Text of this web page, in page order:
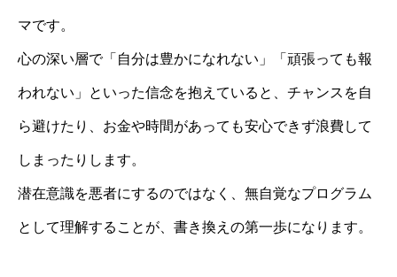
マです。
心の深い層で「自分は豊かになれない」「頑張っても報
われない」といった信念を抱えていると、チャンスを自
ら避けたり、お金や時間があっても安心できず浪費して
しまったりします。
潜在意識を悪者にするのではなく、無自覚なプログラム
として理解することが、書き換えの第一歩になります。